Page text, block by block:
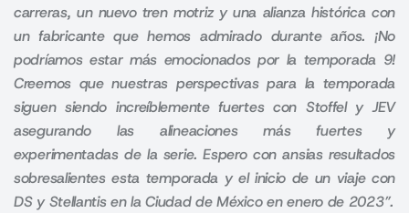
carreras, un nuevo tren motriz y una alianza histórica con
un fabricante que hemos admirado durante años. ¡No
podríamos estar más emocionados por la temporada 9!
Creemos que nuestras perspectivas para la temporada
siguen siendo increíblemente fuertes con Stoffel y JEV
asegurando las alineaciones más fuertes y
experimentadas de la serie. Espero con ansias resultados
sobresalientes esta temporada y el inicio de un viaje con
DS y Stellantis en la Ciudad de México en enero de 2023”.